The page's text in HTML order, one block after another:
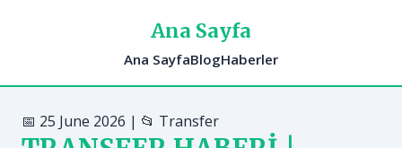
Ana Sayfa
Ana SayfaBlogHaberler
📅 25 June 2026 | 📂 Transfer